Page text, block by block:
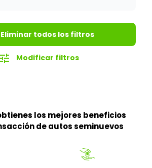
Eliminar todos los filtros
tune Modificar filtros
los mejores beneficios
de autos seminuevos